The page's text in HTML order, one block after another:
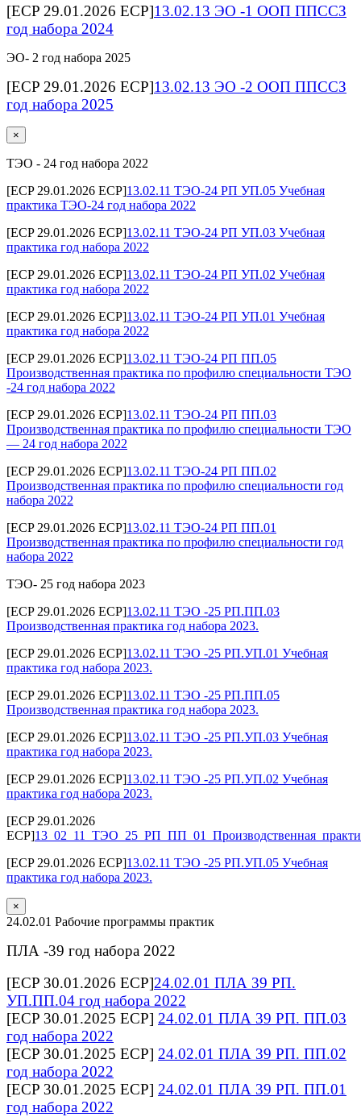
[ECP 29.01.2026 ECP]13.02.13 ЭО -1 ООП ППССЗ
год набора 2024
ЭО- 2 год набора 2025
[ECP 29.01.2026 ECP]13.02.13 ЭО -2 ООП ППССЗ
год набора 2025
×
ТЭО - 24 год набора 2022
[ECP 29.01.2026 ECP]13.02.11 ТЭО-24 РП УП.05 Учебная
практика ТЭО-24 год набора 2022
[ECP 29.01.2026 ECP]13.02.11 ТЭО-24 РП УП.03 Учебная
практика год набора 2022
[ECP 29.01.2026 ECP]13.02.11 ТЭО-24 РП УП.02 Учебная
практика год набора 2022
[ECP 29.01.2026 ECP]13.02.11 ТЭО-24 РП УП.01 Учебная
практика год набора 2022
[ECP 29.01.2026 ECP]13.02.11 ТЭО-24 РП ПП.05
Производственная практика по профилю специальности ТЭО
-24 год набора 2022
[ECP 29.01.2026 ECP]13.02.11 ТЭО-24 РП ПП.03
Производственная практика по профилю специальности ТЭО
— 24 год набора 2022
[ECP 29.01.2026 ECP]13.02.11 ТЭО-24 РП ПП.02
Производственная практика по профилю специальности год
набора 2022
[ECP 29.01.2026 ECP]13.02.11 ТЭО-24 РП ПП.01
Производственная практика по профилю специальности год
набора 2022
ТЭО- 25 год набора 2023
[ECP 29.01.2026 ECP]13.02.11 ТЭО -25 РП.ПП.03
Производственная практика год набора 2023.
[ECP 29.01.2026 ECP]13.02.11 ТЭО -25 РП.УП.01 Учебная
практика год набора 2023.
[ECP 29.01.2026 ECP]13.02.11 ТЭО -25 РП.ПП.05
Производственная практика год набора 2023.
[ECP 29.01.2026 ECP]13.02.11 ТЭО -25 РП.УП.03 Учебная
практика год набора 2023.
[ECP 29.01.2026 ECP]13.02.11 ТЭО -25 РП.УП.02 Учебная
практика год набора 2023.
[ECP 29.01.2026
ECP]
[ECP 29.01.2026 ECP]13.02.11 ТЭО -25 РП.УП.05 Учебная
практика год набора 2023.
×
24.02.01 Рабочие программы практик
ПЛА -39 год набора 2022
[ECP 30.01.2026 ECP]24.02.01 ПЛА 39 РП.
УП.ПП.04 год набора 2022
[ECP 30.01.2025 ECP] 24.02.01 ПЛА 39 РП. ПП.03
год набора 2022
[ECP 30.01.2025 ECP] 24.02.01 ПЛА 39 РП. ПП.02
год набора 2022
[ECP 30.01.2025 ECP] 24.02.01 ПЛА 39 РП. ПП.01
год набора 2022